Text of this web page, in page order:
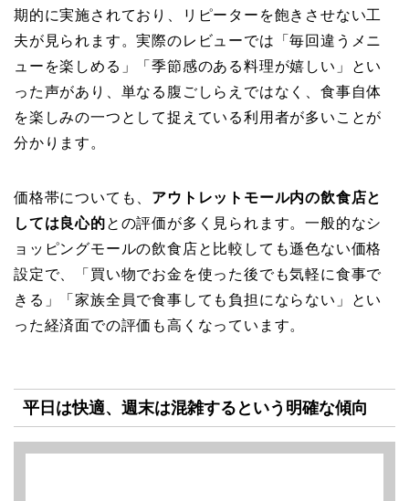
期的に実施されており、リピーターを飽きさせない工
夫が見られます。実際のレビューでは「毎回違うメニ
ューを楽しめる」「季節感のある料理が嬉しい」とい
った声があり、単なる腹ごしらえではなく、食事自体
を楽しみの一つとして捉えている利用者が多いことが
分かります。
価格帯についても、 アウトレットモール内の飲食店と
しては良心的との評価が多く見られます。一般的なシ
ョッピングモールの飲食店と比較しても遜色ない価格
設定で、「買い物でお金を使った後でも気軽に食事で
きる」「家族全員で食事しても負担にならない」とい
った経済面での評価も高くなっています。
平日は快適、週末は混雑するという明確な傾向